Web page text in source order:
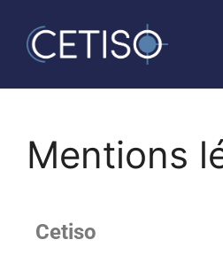
Mentions
Cetiso